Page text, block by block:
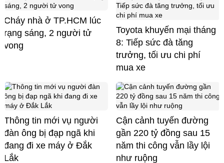
Cháy nhà ở TP.HCM lúc
rạng sáng, 2 người tử
vong
Toyota khuyến mại tháng
8: Tiếp sức đà tăng
trưởng, tối ưu chi phí
mua xe
Thông tin mới vụ người
đàn ông bị đạp ngã khi
đang đi xe máy ở Đắk
Lắk
Cận cảnh tuyến đường
gần 220 tỷ đồng sau 15
năm thi công vẫn lầy lội
như ruộng